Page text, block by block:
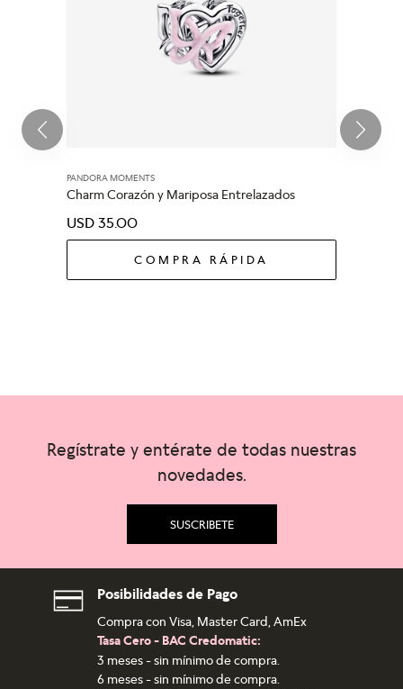
PANDORA MOMENTS
Charm Corazón y Mariposa Entrelazados
USD 3500
COMPRA RÁPIDA
Regístrate y entérate de todas nuestras
novedades.
SUSCRIBETE
Posibilidades de Pago
Compra con Visa, Master Card, AmEx
Tasa Cero - BAC Credomatic:
3 meses - sin mínimo de compra.
6 meses - sin mínimo de compra.